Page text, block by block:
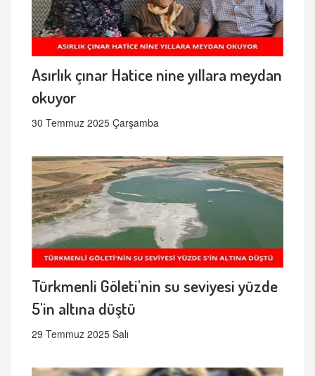
Asırlık çınar Hatice nine yıllara meydan
okuyor
30 Temmuz 2025 Çarşamba
Türkmenli Göleti'nin su seviyesi yüzde
5'in altına düştü
29 Temmuz 2025 Salı